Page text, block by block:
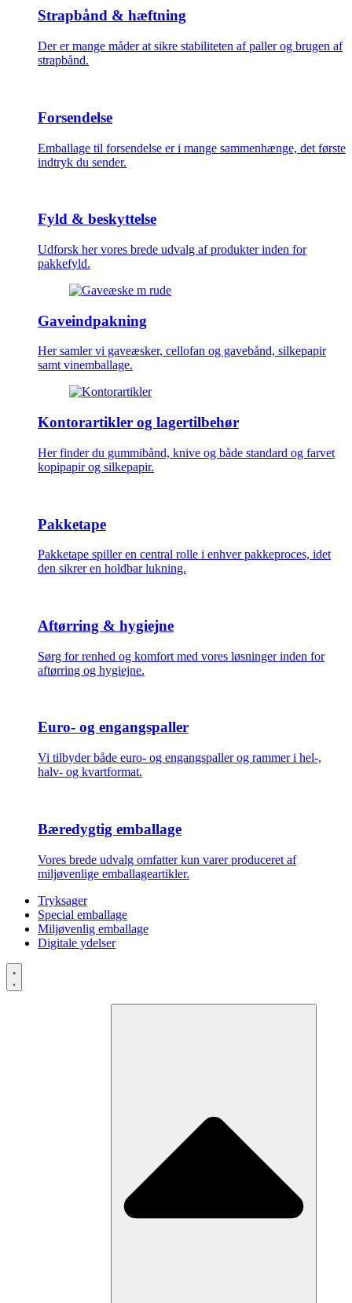
Strapbånd & hæftning
Der er mange måder at sikre stabiliteten af paller og brugen af
strapbånd.
Forsendelse
Emballage til forsendelse er i mange sammenhænge, det første
indtryk du sender.
Fyld & beskyttelse
Udforsk her vores brede udvalg af produkter inden for
pakkefyld.
Gaveindpakning
Her samler vi gaveæsker, cellofan og gavebånd, silkepapir
samt vinemballage.
Kontorartikler og lagertilbehør
Her finder du gummibånd, knive og både standard og farvet
kopipapir og silkepapir.
Pakketape
Pakketape spiller en central rolle i enhver pakkeproces, idet
den sikrer en holdbar lukning.
Aftørring & hygiejne
Sørg for renhed og komfort med vores løsninger inden for
aftørring og hygiejne.
Euro- og engangspaller
Vi tilbyder både euro- og engangspaller og rammer i hel-,
halv- og kvartformat.
Bæredygtig emballage
Vores brede udvalg omfatter kun varer produceret af
miljøvenlige emballageartikler.
Tryksager
Special emballage
Miljøvenlig emballage
Digitale ydelser